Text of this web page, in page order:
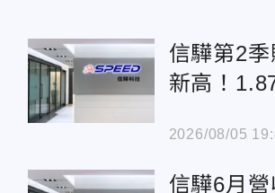
信驊第2季
新高！
2026/08/05
信驊6月營